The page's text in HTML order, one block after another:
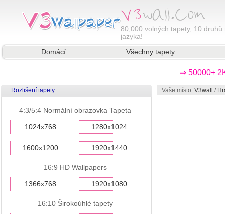
80,000 volných tapety, 10 druhů
jazyka!
Domácí
Všechny tapety
⇒ 50000+
Rozlišení tapety
4:3/5:4 Normální obrazovka Tapeta
1024x768 1280x1024
1600x1200 1920x1440
16:9 HD Wallpapers
1366x768 1920x1080
16:10 Širokoúhlé tapety
Vaše místo: V3wall /